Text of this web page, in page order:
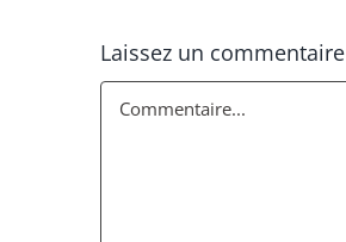
Laissez un commentaire
Commentaire